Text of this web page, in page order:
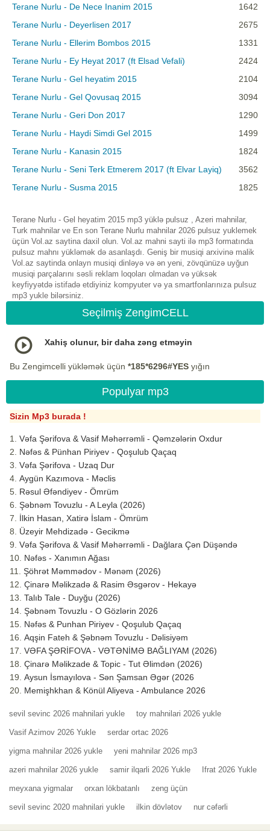
Terane Nurlu - De Nece Inanim 2015
1642
Terane Nurlu - Deyerlisen 2017
2675
Terane Nurlu - Ellerim Bombos 2015
1331
Terane Nurlu - Ey Heyat 2017 (ft Elsad Vefali)
2424
Terane Nurlu - Gel heyatim 2015
2104
Terane Nurlu - Gel Qovusaq 2015
3094
Terane Nurlu - Geri Don 2017
1290
Terane Nurlu - Haydi Simdi Gel 2015
1499
Terane Nurlu - Kanasin 2015
1824
Terane Nurlu - Seni Terk Etmerem 2017 (ft Elvar Layiq)
3562
Terane Nurlu - Susma 2015
1825
Terane Nurlu - Gel heyatim 2015 mp3 yüklə pulsuz , Azeri mahnilar,
Turk mahnilar ve En son Terane Nurlu mahnilar 2026 pulsuz yuklemek
üçün Vol.az saytina daxil olun. Vol.az mahni sayti ilə mp3 formatında
pulsuz mahnı yükləmək də asanlaşdı. Geniş bir musiqi arxivinə malik
Vol.az saytinda onlayn musiqi dinləyə və ən yeni, zövqünüzə uyğun
musiqi parçalarını səsli reklam loqoları olmadan və yüksək
keyfiyyətdə istifadə etdiyiniz kompyuter və ya smartfonlarınıza pulsuz
mp3 yukle bilərsiniz.
Seçilmiş ZengimCELL
Xahiş olunur, bir daha zəng etməyin
Bu Zengimcelli yükləmək üçün *185*6296#YES yığın
Populyar mp3
Sizin Mp3 burada !
Vəfa Şərifova & Vasif Məhərrəmli - Qəmzələrin Oxdur
Nəfəs & Pünhan Piriyev - Qoşulub Qaçaq
Vəfa Şərifova - Uzaq Dur
Aygün Kazımova - Məclis
Rəsul Əfəndiyev - Ömrüm
Şəbnəm Tovuzlu - A Leyla (2026)
İlkin Hasan, Xatirə İslam - Ömrüm
Üzeyir Mehdizadə - Gecikmə
Vəfa Şərifova & Vasif Məhərrəmli - Dağlara Çən Düşəndə
Nəfəs - Xanımın Ağası
Şöhrət Məmmədov - Mənəm (2026)
Çinarə Məlikzadə & Rasim Əsgərov - Hekayə
Talıb Tale - Duyğu (2026)
Şəbnəm Tovuzlu - O Gözlərin 2026
Nəfəs & Punhan Piriyev - Qoşulub Qaçaq
Aqşin Fateh & Şəbnəm Tovuzlu - Dəlisiyəm
VƏFA ŞƏRİFOVA - VƏTƏNİMƏ BAĞLIYAM (2026)
Çinarə Məlikzade & Topic - Tut Əlimdən (2026)
Aysun İsmayılova - Sən Şamsan Əgər (2026
Memişhkhan & Könül Aliyeva - Ambulance 2026
sevil sevinc 2026 mahnilari yukle toy mahnilari 2026 yukle
Vasif Azimov 2026 Yukle serdar ortac 2026
yigma mahnilar 2026 yukle yeni mahnilar 2026 mp3
azeri mahnilar 2026 yukle samir ilqarli 2026 Yukle Ifrat 2026 Yukle
meyxana yigmalar orxan lökbatanlı zeng üçün
sevil sevinc 2020 mahnilari yukle ilkin dövlətov nur cəfərli